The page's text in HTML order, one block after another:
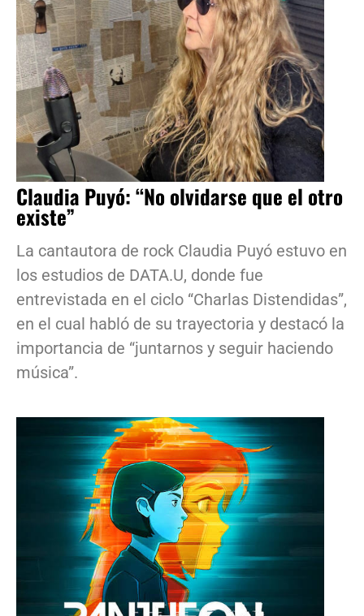
Claudia Puyó: “No olvidarse que el otro
existe”
La cantautora de rock Claudia Puyó estuvo en
los estudios de DATA.U, donde fue
entrevistada en el ciclo “Charlas Distendidas”,
en el cual habló de su trayectoria y destacó la
importancia de “juntarnos y seguir haciendo
música”.